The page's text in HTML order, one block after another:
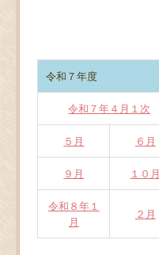
令和７年度
令和７年４月１次
５月 ６月
９月 １０月
令和８年１
月
２月